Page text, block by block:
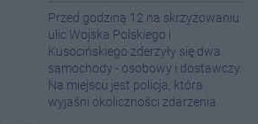
Przed godziną 12 na skrzyżowaniu
ulic Wojska Polskiego i
Kusocińskiego zderzyły się dwa
samochody - osobowy i dostawczy.
Na miejscu jest policja, która
wyjaśni okoliczności zdarzenia.